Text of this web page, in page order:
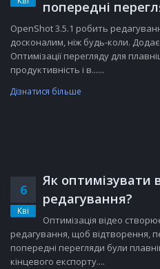
попередні
OpenShot 3.5.1 робить
досконалим, ніж будь-коли.
Оптимізації перегляду для
продуктивність і в......
Дізнатися більше
6
Кві
Як оптимізувати
редагування?
Оптимізація відео
редагування, щоб відтворення,
попередні перегляди були
кінцевого експорту....